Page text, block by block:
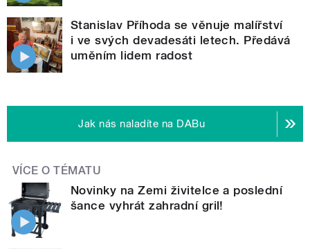
Stanislav Příhoda se věnuje malířství
i ve svých devadesáti letech. Předává
uměním lidem radost
Jak nás naladíte na DABu
VÍCE O TÉMATU
Novinky na Zemi živitelce a poslední
šance vyhrát zahradní gril!